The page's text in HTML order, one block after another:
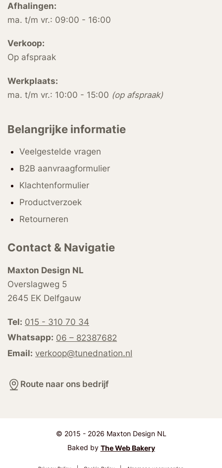
Afhalingen:
ma. t/m vr.: 09:00 - 16:00
Verkoop:
Op afspraak
Werkplaats:
ma. t/m vr.: 10:00 - 15:00 (op afspraak)
Belangrijke informatie
Veelgestelde vragen
B2B aanvraagformulier
Klachtenformulier
Productverzoek
Retourneren
Contact & Navigatie
Maxton Design NL
Overslagweg 5
2645 EK Delfgauw
Tel: 015 - 310 70 34
Whatsapp: 06 – 82387682
Email: verkoop@tunednation.nl
Route naar ons bedrijf
© 2015 - 2026 Maxton Design NL
Baked by The Web Bakery